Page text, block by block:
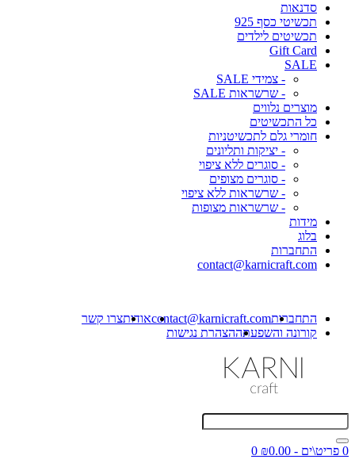
סדנאות
תכשיטי כסף 925
תכשיטים לילדים
Gift Card
SALE
- צמידי SALE
- שרשראות SALE
מוצרים נלווים
כל התכשיטים
חומרי גלם לתכשיטניות
- יציקות ותליונים
- סוגרים ללא ציפוי
- סוגרים מצופים
- שרשראות ללא ציפוי
- שרשראות מצופות
מידות
בלוג
התחברות
contact@karnicraft.com
התחברותcontact@karnicraft.comאודותצרו קשר
קורונה והשפעתההצהרת נגישות
0 פריט\ים - ₪0.00
0